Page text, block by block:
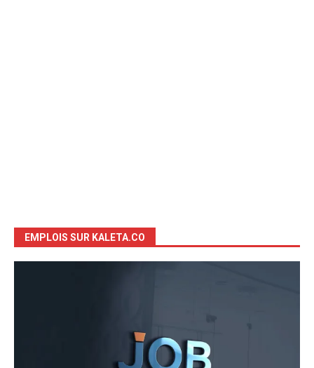
EMPLOIS SUR KALETA.CO